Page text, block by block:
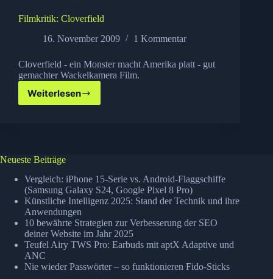
Filmkritik: Cloverfield
16. November 2009
1 Kommentar
Cloverfield - ein Monster macht Amerika platt - gut
gemachter Wackelkamera Film.
Weiterlesen
Filmkritik:
Neueste Beiträge
Vergleich: iPhone 15-Serie vs. Android-Flaggschiffe
(Samsung Galaxy S24, Google Pixel 8 Pro)
Künstliche Intelligenz 2025: Stand der Technik und ihre
Anwendungen
10 bewährte Strategien zur Verbesserung der SEO
deiner Website im Jahr 2025
Teufel Airy TWS Pro: Earbuds mit aptX Adaptive und
ANC
Nie wieder Passwörter – so funktionieren Fido-Sticks